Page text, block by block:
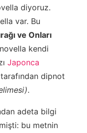
diyoruz.
var. Bu
ve Onları
kendi
Japonca
dipnot
.
adeta bilgi
bu metnin